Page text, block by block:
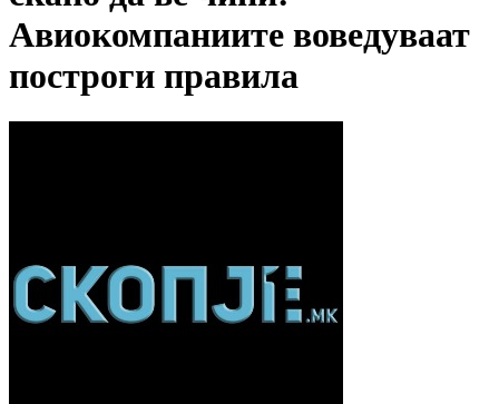
Авиокомпаниите воведуваат
построги правила